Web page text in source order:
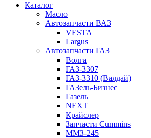
Каталог
Масло
Автозапчасти ВАЗ
VESTA
Largus
Автозапчасти ГАЗ
Волга
ГАЗ-3307
ГАЗ-3310 (Валдай)
ГАЗель-Бизнес
Газель
NEXT
Крайслер
Запчасти Cummins
ММЗ-245